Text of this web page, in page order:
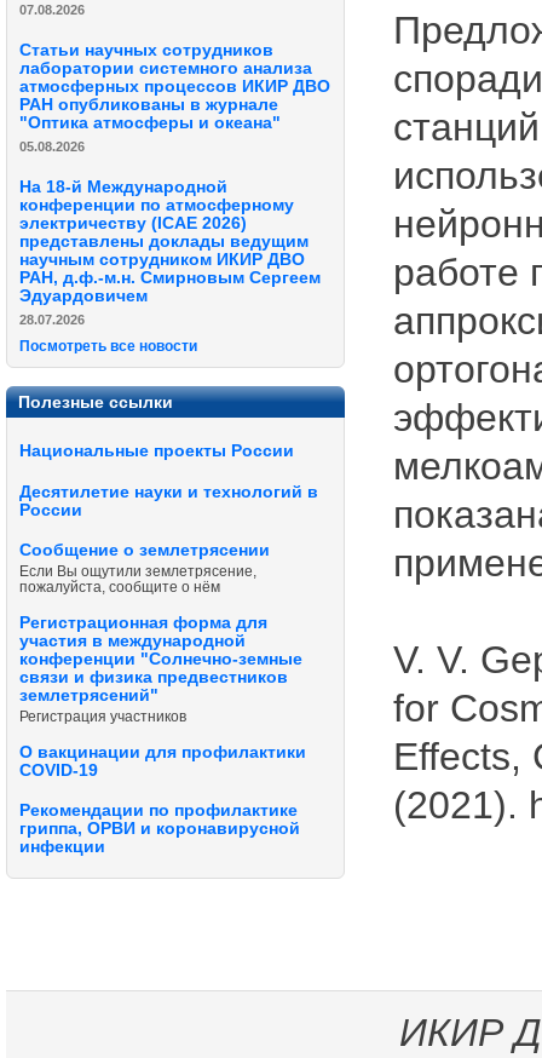
07.08.2026
Статьи научных сотрудников
лаборатории системного анализа
атмосферных процессов ИКИР ДВО
РАН опубликованы в журнале
"Оптика атмосферы и океана"
05.08.2026
На 18-й Международной
конференции по атмосферному
электричеству (ICAE 2026)
представлены доклады ведущим
научным сотрудником ИКИР ДВО
РАН, д.ф.-м.н. Смирновым Сергеем
Эдуардовичем
28.07.2026
Посмотреть все новости
Полезные ссылки
Национальные проекты России
Десятилетие науки и технологий в
России
Сообщение о землетрясении
Если Вы ощутили землетрясение,
пожалуйста, сообщите о нём
Регистрационная форма для
участия в международной
конференции "Солнечно-земные
связи и физика предвестников
землетрясений"
Регистрация участников
О вакцинации для профилактики
COVID-19
Рекомендации по профилактике
гриппа, ОРВИ и коронавирусной
инфекции
работе
V. V.
for
Effects,
(2021).
ИКИР